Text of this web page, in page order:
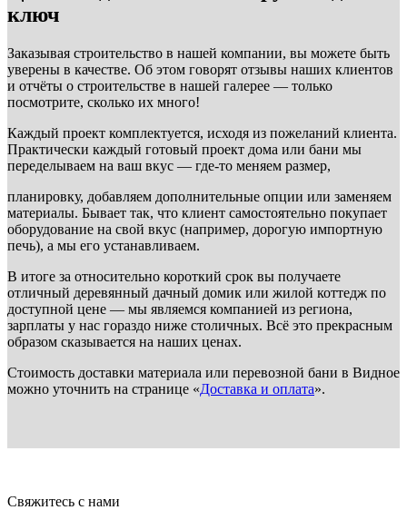
ключ
Заказывая строительство в нашей компании, вы можете быть
уверены в качестве. Об этом говорят отзывы наших клиентов
и отчёты о строительстве в нашей галерее — только
посмотрите, сколько их много!
Каждый проект комплектуется, исходя из пожеланий клиента.
Практически каждый готовый проект дома или бани мы
переделываем на ваш вкус — где-то меняем размер,
планировку, добавляем дополнительные опции или заменяем
материалы. Бывает так, что клиент самостоятельно покупает
оборудование на свой вкус (например, дорогую импортную
печь), а мы его устанавливаем.
В итоге за относительно короткий срок вы получаете
отличный деревянный дачный домик или жилой коттедж по
доступной цене — мы являемся компанией из региона,
зарплаты у нас гораздо ниже столичных. Всё это прекрасным
образом сказывается на наших ценах.
Стоимость доставки материала или перевозной бани в Видное
можно уточнить на странице «Доставка и оплата».
Свяжитесь с нами